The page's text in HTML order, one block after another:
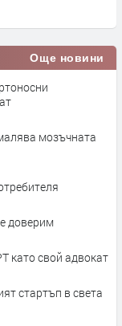
Още новини
мозъчната
доверим
като свой адвокат
стартъп в света